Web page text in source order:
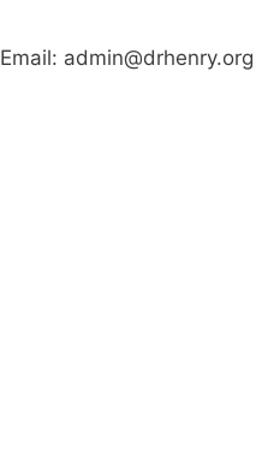
Email: admin@drhenry.org